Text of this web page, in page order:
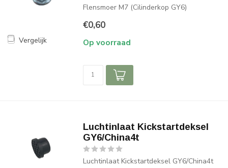
Vergelijk
Flensmoer M7 (Cilinderkop GY6)
€0,60
Op voorraad
Luchtinlaat Kickstartdeksel
GY6/China4t
Luchtinlaat Kickstartdeksel GY6/China4t